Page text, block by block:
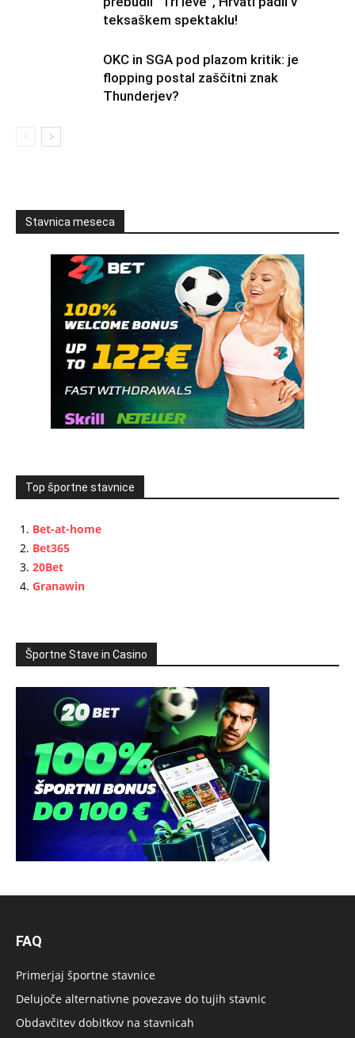
teksaškem spektaklu!
OKC in SGA pod plazom kritik: je
flopping postal zaščitni znak
Thunderjev?
Stavnica meseca
Top športne stavnice
Bet-at-home
Bet365
20Bet
Granawin
Športne Stave in Casino
FAQ
Primerjaj športne stavnice
Delujoče alternativne povezave do tujih stavnic
Obdavčitev dobitkov na stavnicah